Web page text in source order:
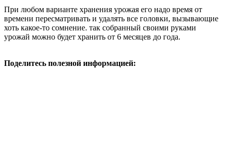
При любом варианте хранения урожая его надо время от
времени пересматривать и удалять все головки, вызывающие
хоть какое-то сомнение. так собранный своими руками
урожай можно будет хранить от 6 месяцев до года.
Поделитесь полезной информацией: